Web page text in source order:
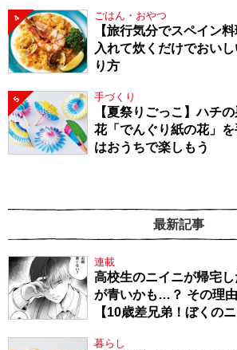
4 ごはん・おやつ
【旅行気分でスペイン
入れて炊くだけでおい
り方
5 手づくり
【夏祭りごっこ】ハチ
花「でんぐり紙の花」
はおうちで楽しもう
最新記事
連載
高校生のニイニが帰宅
が青いかも…？ その理
【10歳差兄弟！ぼくの
暮らし